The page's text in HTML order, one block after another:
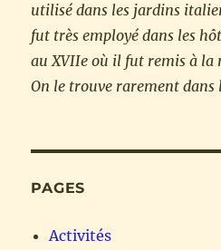
utilisé dans les jardins
fut très employé dans les
au XVIIe où il fut remis à la
On le trouve rarement
PAGES
Activités